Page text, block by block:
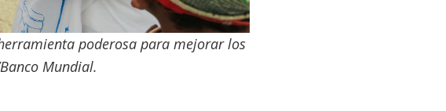
poderosa para mejorar los
Mundial.